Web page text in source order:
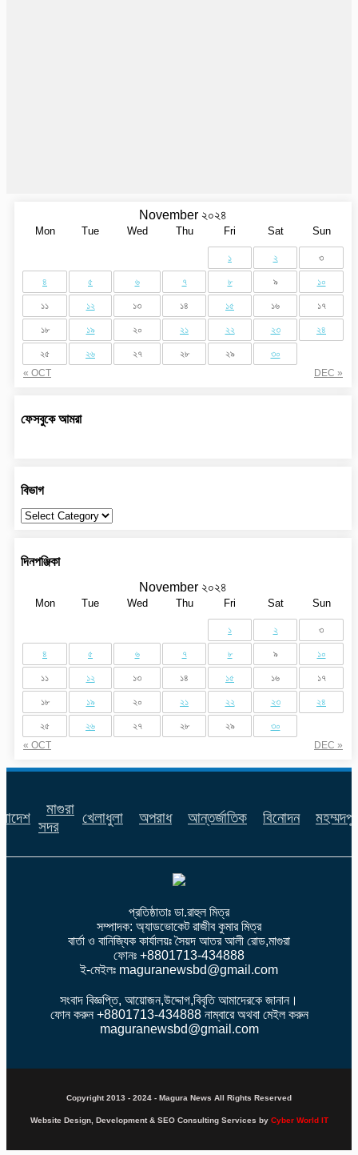
November ২০২৪
Mon Tue Wed Thu Fri Sat Sun
« OCT DEC »
১ ২ ৩
৪ ৫ ৬ ৭ ৮ ৯ ১০
১১ ১২ ১৩ ১৪ ১৫ ১৬ ১৭
১৮ ১৯ ২০ ২১ ২২ ২৩ ২৪
২৫ ২৬ ২৭ ২৮ ২৯ ৩০
ফেসবুকে আমরা
বিভাগ
বিভাগ
দিনপঞ্জিকা
November ২০২৪
Mon Tue Wed Thu Fri Sat Sun
« OCT DEC »
১ ২ ৩
৪ ৫ ৬ ৭ ৮ ৯ ১০
১১ ১২ ১৩ ১৪ ১৫ ১৬ ১৭
১৮ ১৯ ২০ ২১ ২২ ২৩ ২৪
২৫ ২৬ ২৭ ২৮ ২৯ ৩০
মাগুরা
সদর
খেলাধুলা অপরাধ আন্তর্জাতিক বিনোদন
প্রতিষ্ঠাতাঃ ডা.রাহুল মিত্র
সম্পাদক: অ্যাডভোকেট রাজীব কুমার মিত্র
বার্তা ও বানিজ্যিক কার্যালয়ঃ সৈয়দ আতর আলী রোড,মাগুরা
ফোনঃ +8801713-434888
ই-মেইলঃ maguranewsbd@gmail.com
সংবাদ বিজ্ঞপ্তি, আয়োজন,উদ্দোগ,বিবৃতি আমাদেরকে জানান।
ফোন করুন +8801713-434888 নাম্বারে অথবা মেইল করুন
maguranewsbd@gmail.com
Copyright 2013 - 2024 - Magura News All Rights Reserved
Website Design, Development & SEO Consulting Services by Cyber World IT